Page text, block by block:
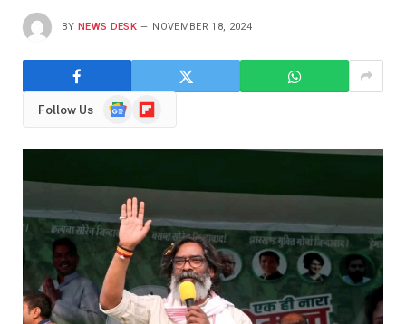
BY NEWS DESK NOVEMBER 18, 2024
Follow Us
GoogleFlipboard